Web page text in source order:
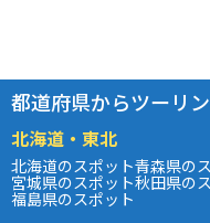
都道府県からツーリ
北海道・東北
北海道のスポット青森県の
宮城県のスポット秋田県の
福島県のスポット